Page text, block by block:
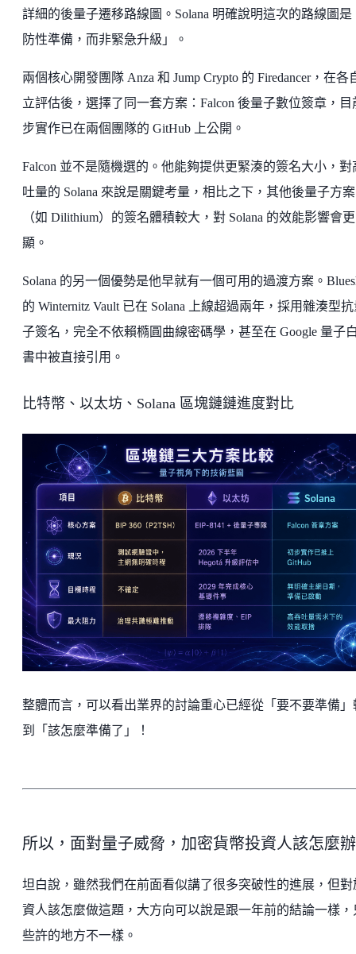
詳細的後量子遷移路線圖。Solana 明確說明這次的路線圖是
防性準備，而非緊急升級」。
兩個核心開發團隊 Anza 和 Jump Crypto 的 Firedancer，在各
立評估後，選擇了同一套方案：Falcon 後量子數位簽章，目
步實作已在兩個團隊的 GitHub 上公開。
Falcon 並不是隨機選的。他能夠提供更緊湊的簽名大小，對
吐量的 Solana 來說是關鍵考量，相比之下，其他後量子方案
（如 Dilithium）的簽名體積較大，對 Solana 的效能影響會
顯。
Solana 的另一個優勢是他早就有一個可用的過渡方案。
的 Winternitz Vault 已在 Solana 上線超過兩年，採用雜湊型
子簽名，完全不依賴橢圓曲線密碼學，甚至在 Google 量子
書中被直接引用。
比特幣、以太坊、Solana 區塊鏈鏈進度對比
整體而言，可以看出業界的討論重心已經從「要不要準備」
到「該怎麼準備了」！​​​​​​​​​​​​​​​​
所以，面對量子威脅，加密貨幣投資人該怎麼
坦白說，雖然我們在前面看似講了很多突破性的進展，但對
資人該怎麼做這題，大方向可以說是跟一年前的結論一樣，
些許的地方不一樣。